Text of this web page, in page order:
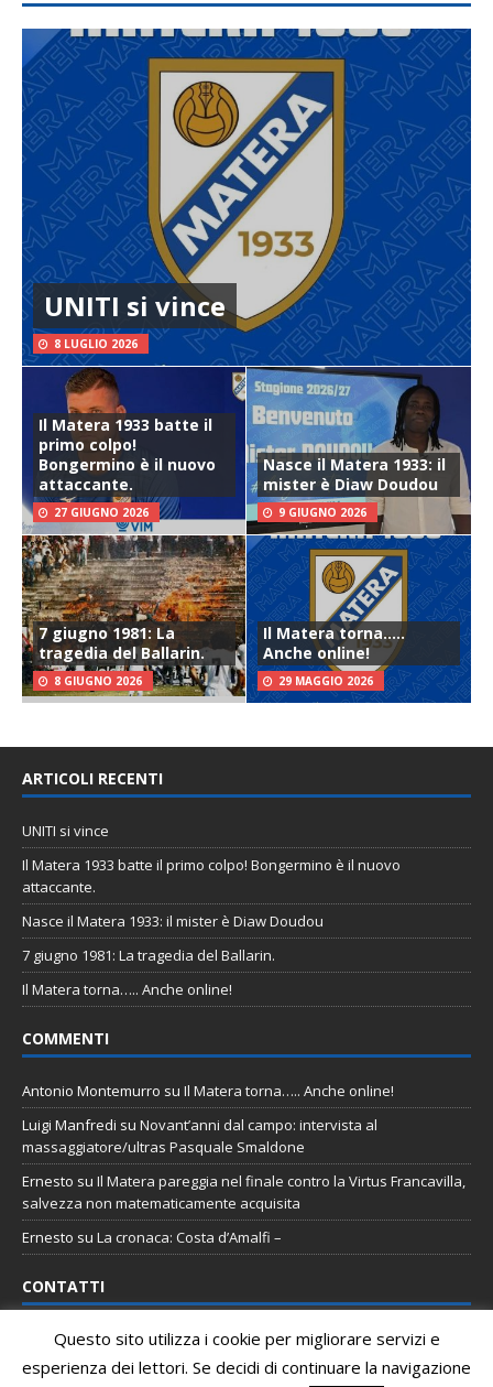
UNITI si vince
8 LUGLIO 2026
Il Matera 1933 batte il
primo colpo!
Bongermino è il nuovo
attaccante.
27 GIUGNO 2026
Nasce il Matera 1933: il
mister è Diaw Doudou
9 GIUGNO 2026
7 giugno 1981: La
tragedia del Ballarin.
8 GIUGNO 2026
Il Matera torna…..
Anche online!
29 MAGGIO 2026
ARTICOLI RECENTI
UNITI si vince
Il Matera 1933 batte il primo colpo! Bongermino è il nuovo
attaccante.
Nasce il Matera 1933: il mister è Diaw Doudou
7 giugno 1981: La tragedia del Ballarin.
Il Matera torna….. Anche online!
COMMENTI
Antonio Montemurro su Il Matera torna….. Anche online!
Luigi Manfredi su Novant’anni dal campo: intervista al
massaggiatore/ultras Pasquale Smaldone
Ernesto su Il Matera pareggia nel finale contro la Virtus Francavilla,
salvezza non matematicamente acquisita
Ernesto su La cronaca: Costa d’Amalfi –
CONTATTI
Email:staff@tifomatera.it
Pagina Facebook http://www.facebook.com/TifoMatera
Questo sito utilizza i cookie per migliorare servizi e
esperienza dei lettori. Se decidi di continuare la navigazione